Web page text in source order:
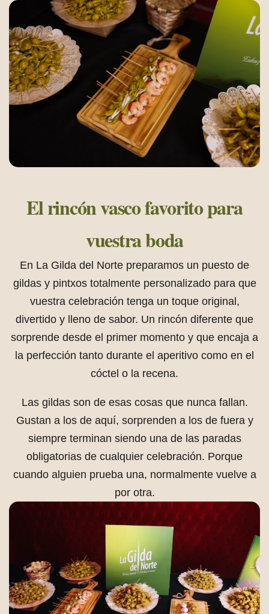
El rincón vasco favoritopara
vuestra boda
En La Gilda del Norte preparamos un puesto de
gildas y pintxos totalmente personalizado para que
vuestra celebración tenga un toque original,
divertido y lleno de sabor. Un rincón diferente que
sorprende desde el primer momento y que encaja a
la perfección tanto durante el aperitivo como en el
cóctel o la recena.
Las gildas son de esas cosas que nunca fallan.
Gustan a los de aquí, sorprenden a los de fuera y
siempre terminan siendo una de las paradas
obligatorias de cualquier celebración. Porque
cuando alguien prueba una, normalmente vuelve a
por otra.